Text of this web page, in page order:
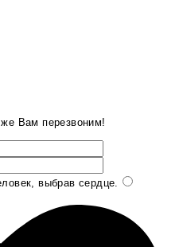
Вам перезвоним!
выбрав сердце